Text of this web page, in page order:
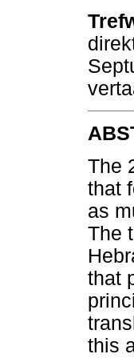
The
that
as
The
that
this